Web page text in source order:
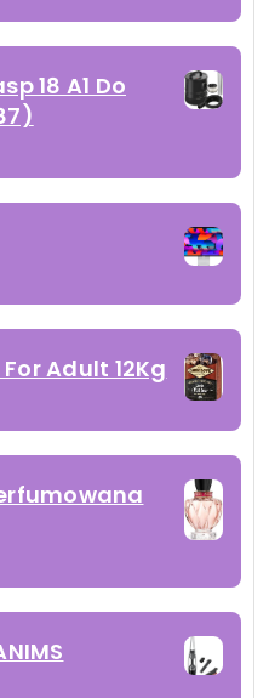
18 A1 Do
Adult 12Kg